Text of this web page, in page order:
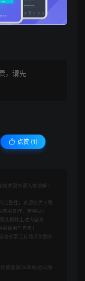
，请先
点赞 (1)
术服务请大家谅解！
整性，资源仅供下载
服处理，有奖励！
底删除上述内容资
请用户自负！
分享后有站币奖励和
版曼姿OA系统/办公协